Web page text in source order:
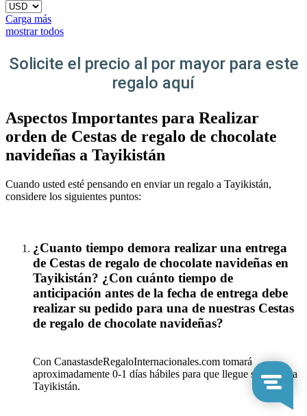
Carga más
mostrar todos
Solicite el precio al por mayor para este
regalo aquí
Aspectos Importantes para Realizar
orden de Cestas de regalo de chocolate
navideñas a Tayikistán
Cuando usted esté pensando en enviar un regalo a Tayikistán,
considere los siguientes puntos:
¿Cuanto tiempo demora realizar una entrega
de Cestas de regalo de chocolate navideñas en
Tayikistán? ¿Con cuánto tiempo de
anticipación antes de la fecha de entrega debe
realizar su pedido para una de nuestras Cestas
de regalo de chocolate navideñas?
Con CanastasdeRegaloInternacionales.com tomará
aproximadamente 0-1 días hábiles para que llegue su regalo a
Tayikistán.